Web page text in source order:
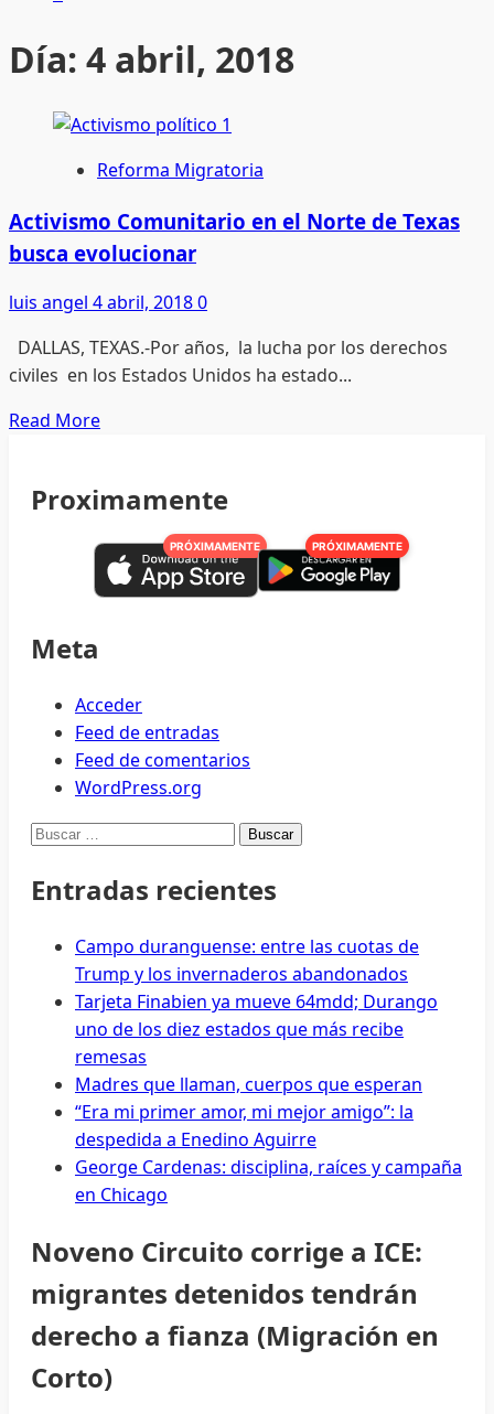
Día: 4 abril, 2018
Reforma Migratoria
Activismo Comunitario en el Norte de Texas
busca evolucionar
luis angel 4 abril, 20180
DALLAS, TEXAS.-Por años, la lucha por los derechos
civiles en los Estados Unidos ha estado...
Read MoreRead
Activismo
Comunitario
en
el
busca
evolucionar
Proximamente
PRÓXIMAMENTE PRÓXIMAMENTE
Meta
Acceder
Feed de entradas
Feed de comentarios
WordPress.org
Buscar:
Entradas recientes
Campo duranguense: entre las cuotas de
Trump y los invernaderos abandonados
Tarjeta Finabien ya mueve 64mdd; Durango
uno de los diez estados que más recibe
remesas
Madres que llaman, cuerpos que esperan
“Era mi primer amor, mi mejor amigo”: la
despedida a Enedino Aguirre
George Cardenas: disciplina, raíces y campaña
en Chicago
Noveno Circuito corrige a ICE:
migrantes detenidos tendrán
derecho a fianza (Migración en
Corto)